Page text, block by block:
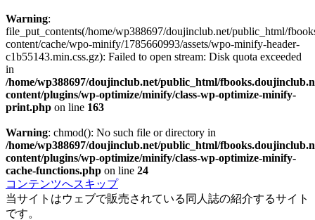
Warning:
file_put_contents(/home/wp388697/doujinclub.net/public_html/
content/cache/wpo-minify/1785660993/assets/wpo-minify-header-
c1b55143.min.css.gz): Failed to open stream: Disk quota exceeded
in
/home/wp388697/doujinclub.net/public_html/
content/plugins/wp-optimize/minify/class-wp-optimize-minify-
print.php on line 163
Warning: chmod(): No such file or directory in
/home/wp388697/doujinclub.net/public_html/
content/plugins/wp-optimize/minify/class-wp-optimize-minify-
cache-functions.php on line 24
コンテンツへスキップ
当サイトはウェブで販売されている同人誌の紹介するサイト
です。